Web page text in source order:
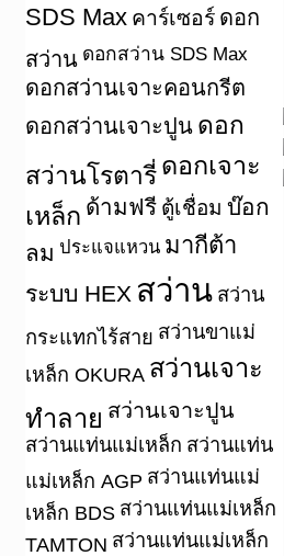
SDS Max คาร์เซอร์ ดอก
สว่าน ดอกสว่าน SDS Max
ดอกสว่านเจาะคอนกรีต
ดอกสว่านเจาะปูน ดอก
สว่านโรตารี่ ดอกเจาะ
เหล็ก ด้ามฟรี ตู้เชื่อม บ๊อก
ลม ประแจแหวน มากีต้า
ระบบ HEX สว่าน สว่าน
กระแทกไร้สาย สว่านขาแม่
เหล็ก OKURA สว่านเจาะ
ทำลาย สว่านเจาะปูน
สว่านแท่นแม่เหล็ก สว่านแท่น
แม่เหล็ก AGP สว่านแท่นแม่
เหล็ก BDS สว่านแท่นแม่เหล็ก
TAMTON สว่านแท่นแม่เหล็ก